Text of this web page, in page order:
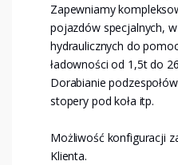
Zapewniamy
pojazdów specjalnych,
hydraulicznych do
ładowności od 1,5t do
Dorabianie
stopery pod koła itp.
Możliwość konfiguracji
Klienta.